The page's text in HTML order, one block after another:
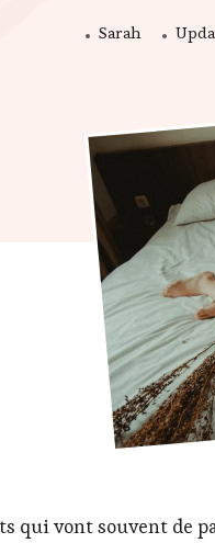
Sarah
qui vont souvent de